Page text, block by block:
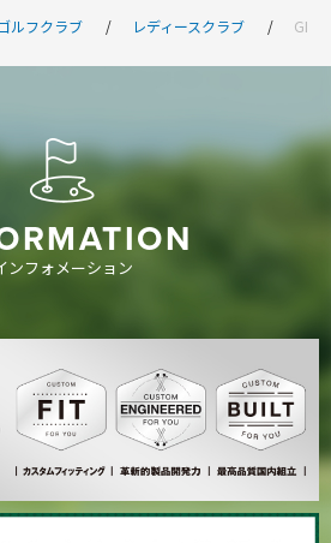
ルフクラブ レディースクラブ GLe2
ンフォメーション